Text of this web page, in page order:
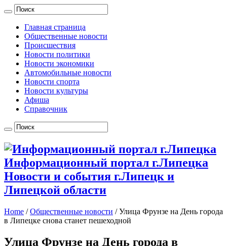
Главная страница
Общественные новости
Происшествия
Новости политики
Новости экономики
Автомобильные новости
Новости спорта
Новости культуры
Афиша
Справочник
Информационный портал г.Липецка
Новости и события г.Липецк и
Липецкой области
Home / Общественные новости / Улица Фрунзе на День города
в Липецке снова станет пешеходной
Улица Фрунзе на День города в